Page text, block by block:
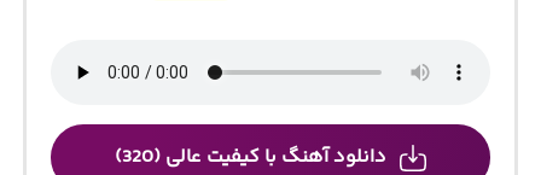
دانلود آهنگ با کیفیت عالی (320)